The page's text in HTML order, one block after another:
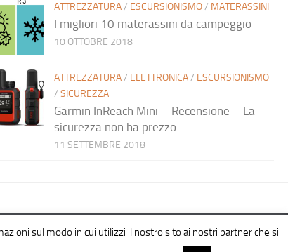
ATTREZZATURA/ ESCURSIONISMO/ MATERASSINI
I migliori 10 materassini da campeggio
10 OTTOBRE 2018
ATTREZZATURA/ ELETTRONICA/ ESCURSIONISMO
/SICUREZZA
Garmin InReach Mini – Recensione – La
sicurezza non ha prezzo
11 SETTEMBRE 2018
sul modo in cui utilizzi il nostro sito ai nostri partner che si